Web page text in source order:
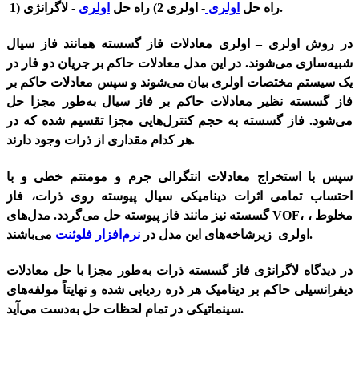
1) راه حل اولری - اولری 2) راه حل اولری - لاگرانژی.
در روش اولری – اولری معادلات فاز گسسته همانند فاز سیال
شبیه‌سازی می‌شوند. در این مدل معادلات حاکم بر جریان دو‌ فار در
یک سیستم مختصات اولری بیان می‌شوند و سپس معادلات حاکم بر
فاز گسسته نظیر معادلات حاکم بر فاز سیال به‌طور مجزا حل
می‌شود. فاز گسسته به حجم کنترل‌هایی مجزا تقسیم شده که در
هر کدام مقداری از ذرات وجود دارند.
سپس با استخراج معادلات انتگرالی جرم و مومنتم خطی و با
احتساب تمامی اثرات دینامیکی سیال پیوسته روی ذرات، فاز
گسسته نیز مانند فاز پیوسته حل می‌گردد. مدل‌های VOF، مخلوط ،
اولری زیرشاخه‌های این مدل در نرم‌افزار فلوئنت می‌باشند.
در دیدگاه لاگرانژی فاز گسسته ذرات به‌طور مجزا با حل معادلات
دیفرانسیلی حاکم بر دینامیک هر ذره ردیابی شده و نهایتاً مولفه‌های
سینماتیکی در تمام لحظات حل به‌دست می‌آید.